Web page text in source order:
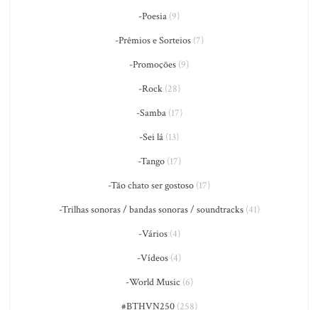
-Poesia (9)
-Prêmios e Sorteios(7)
-Promoções (9)
-Rock(28)
-Samba(17)
-Sei lá (13)
-Tango(17)
-Tão chato ser gostoso (17)
-Trilhas sonoras / bandas sonoras / soundtracks(41)
-Vários(4)
-Vídeos (4)
-World Music (6)
#BTHVN250(258)